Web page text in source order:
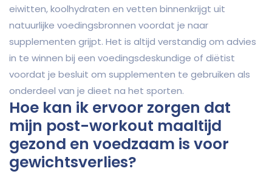
eiwitten, koolhydraten en vetten binnenkrijgt uit
natuurlijke voedingsbronnen voordat je naar
supplementen grijpt. Het is altijd verstandig om advies
in te winnen bij een voedingsdeskundige of diëtist
voordat je besluit om supplementen te gebruiken als
onderdeel van je dieet na het sporten.
Hoe kan ik ervoor zorgen dat
mijn post-workout maaltijd
gezond en voedzaam is voor
gewichtsverlies?